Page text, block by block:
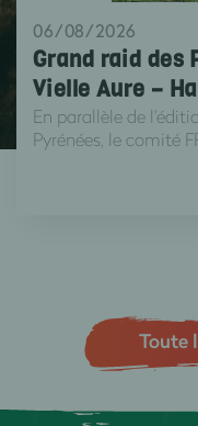
06/08/2026
Grand raid des
Vielle Aure –
En parallèle de
Pyrénées, le comité
Toute